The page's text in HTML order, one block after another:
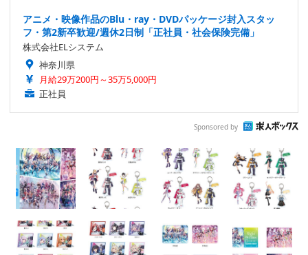
アニメ・映像作品のBlu・ray・DVDパッケージ封入スタッ
フ・第2新卒歓迎/週休2日制「正社員・社会保険完備」
株式会社ELシステム
神奈川県
月給29万200円～35万5,000円
正社員
Sponsored by